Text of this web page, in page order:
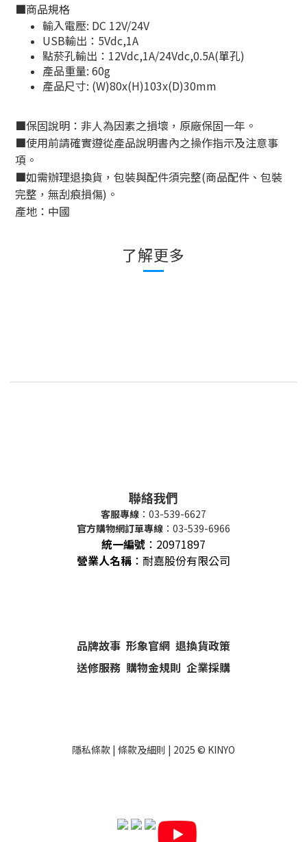
■商品規格
輸入電壓: DC 12V/24V
USB輸出：5Vdc,1A
點菸孔輸出：12Vdc,1A/24Vdc,0.5A(單孔)
產品重量: 60g
產品尺寸: (W)80x(H)103x(D)30mm
■保固說明：非人為因素之損壞，原廠保固一年。
■使用前請確實遵從產品說明書內之操作指示及注意事
項。
■如需辦理退換貨，包裝與配件須完整(商品配件、包裝
完整，無刮痕損傷) 。
產地：中國
了解更多
聯絡我們
客服專線 ：03-539-6627
官方購物網訂單專線 ：03-539-6966
統一編號 ： 20971897
營業人名稱 ：耐嘉股份有限公司
品牌故事 形象官網 退換貨政策
送修服務 購物金規則 企業採購
隱私條款 | 條款及細則 | 2025 © KINYO